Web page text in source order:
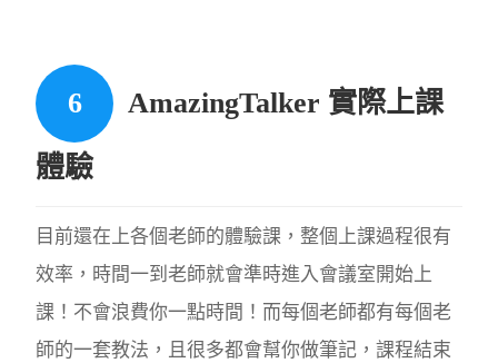
AmazingTalker 實際上課
體驗
目前還在上各個老師的體驗課，整個上課過程很有
效率，時間一到老師就會準時進入會議室開始上
課！不會浪費你一點時間！而每個老師都有每個老
師的一套教法，且很多都會幫你做筆記，課程結束